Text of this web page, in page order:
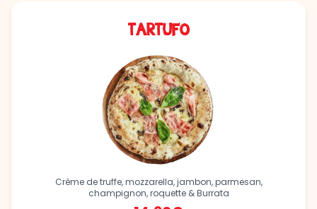
TARTUFO
Crème de truffe, mozzarella, jambon, parmesan,
champignon, roquette & Burrata